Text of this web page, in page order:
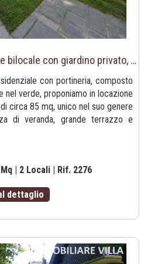
Milano – San Siro | Elegante bilocale con giardino privato, veranda e terrazzo con possibilità di abbinare un ampio garage.
con portineria, composto
nel verde, proponiamo in locazione
circa 85 mq, unico nel suo genere
di veranda, grande terrazzo e
| 2 Locali | Rif. 2276
dettaglio